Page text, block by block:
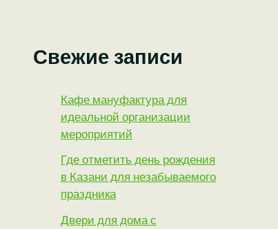
Свежие записи
Кафе мануфактура для
идеальной организации
мероприятий
Где отметить день рождения
в Казани для незабываемого
праздника
Двери для дома с